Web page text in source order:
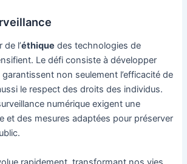
de l’éthique des technologies de
Le défi consiste à développer
non seulement l’efficacité de
le respect des droits des individus.
numérique exigent une
et des mesures adaptées pour préserver